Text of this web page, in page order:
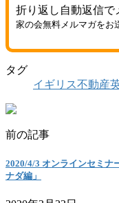
折り返し自動返信で
家の会無料メルマガをお
タグ
イギリス不動産
前の記事
2020/4/3 オンラインセミナ
ナダ編」